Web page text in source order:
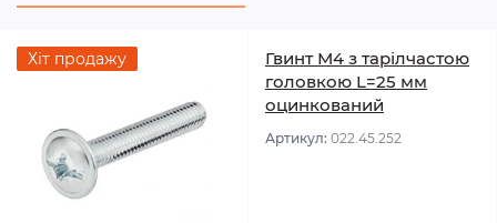
Хіт продажу
Гвинт М4 з тарілчастою
головкою L=25 мм
оцинкований
Артикул: 022.45.252